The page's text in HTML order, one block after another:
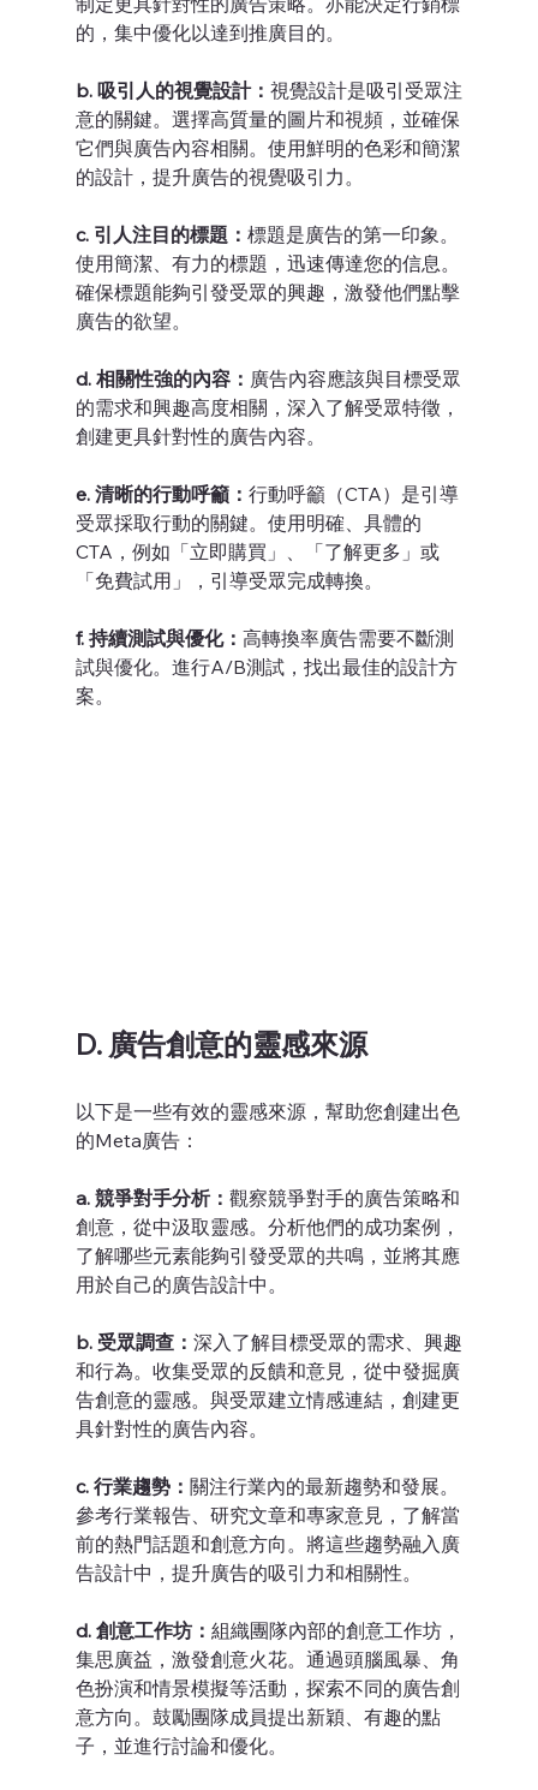
的，集中優化以達到推廣目的。
b. 吸引人的視覺設計： 視覺設計是吸引受眾注
意的關鍵。選擇高質量的圖片和視頻，並確保
它們與廣告內容相關。使用鮮明的色彩和簡潔
的設計，提升廣告的視覺吸引力。
c. 引人注目的標題： 標題是廣告的第一印象。
使用簡潔、有力的標題，迅速傳達您的信息。
確保標題能夠引發受眾的興趣，激發他們點擊
廣告的欲望。
d. 相關性強的內容： 廣告內容應該與目標受眾
的需求和興趣高度相關，深入了解受眾特徵，
創建更具針對性的廣告內容。
e. 清晰的行動呼籲： 行動呼籲（CTA）是引導
受眾採取行動的關鍵。使用明確、具體的
CTA，例如「立即購買」、「了解更多」或
「免費試用」，引導受眾完成轉換。
f. 持續測試與優化： 高轉換率廣告需要不斷測
試與優化。進行A/B測試，找出最佳的設計方
案。
D. 廣告創意的靈感來源
以下是一些有效的靈感來源，幫助您創建出色
的Meta廣告：
a. 競爭對手分析： 觀察競爭對手的廣告策略和
創意，從中汲取靈感。分析他們的成功案例，
了解哪些元素能夠引發受眾的共鳴，並將其應
用於自己的廣告設計中。
b. 受眾調查： 深入了解目標受眾的需求、興趣
和行為。收集受眾的反饋和意見，從中發掘廣
告創意的靈感。與受眾建立情感連結，創建更
具針對性的廣告內容。
c. 行業趨勢： 關注行業內的最新趨勢和發展。
參考行業報告、研究文章和專家意見，了解當
前的熱門話題和創意方向。將這些趨勢融入廣
告設計中，提升廣告的吸引力和相關性。
d. 創意工作坊： 組織團隊內部的創意工作坊，
集思廣益，激發創意火花。通過頭腦風暴、角
色扮演和情景模擬等活動，探索不同的廣告創
意方向。鼓勵團隊成員提出新穎、有趣的點
子，並進行討論和優化。